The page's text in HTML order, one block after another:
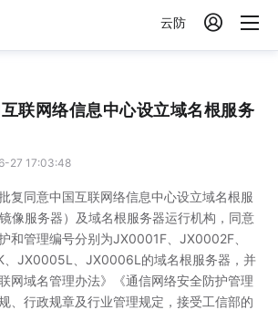
云防 
联网络信息中心设立域名根服务
27 17:03:48
复同意中国互联网络信息中心设立域名根服
像服务器）及域名根服务器运行机构，同意
和管理编号分别为JX0001F、JX0002F、
JX0005L、JX0006L的域名根服务器，并
网域名管理办法》《通信网络安全防护管理
、行政规章及行业管理规定，接受工信部的